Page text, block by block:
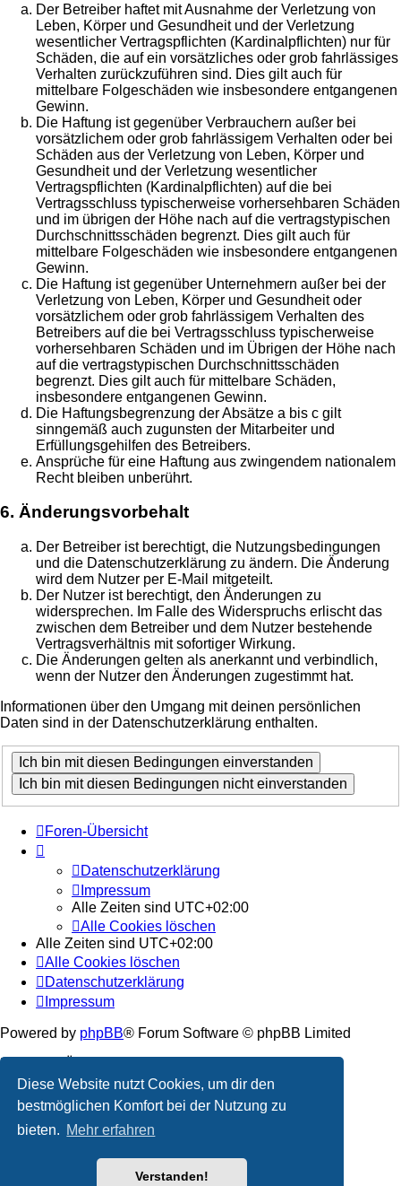
Diese Website nutzt Cookies, um dir den
bestmöglichen Komfort bei der Nutzung zu
bieten. Mehr erfahren
Verstanden!
Der Betreiber haftet mit Ausnahme der Verletzung von
Leben, Körper und Gesundheit und der Verletzung
wesentlicher Vertragspflichten (Kardinalpflichten) nur für
Schäden, die auf ein vorsätzliches oder grob fahrlässiges
Verhalten zurückzuführen sind. Dies gilt auch für
mittelbare Folgeschäden wie insbesondere entgangenen
Gewinn.
Die Haftung ist gegenüber Verbrauchern außer bei
vorsätzlichem oder grob fahrlässigem Verhalten oder bei
Schäden aus der Verletzung von Leben, Körper und
Gesundheit und der Verletzung wesentlicher
Vertragspflichten (Kardinalpflichten) auf die bei
Vertragsschluss typischerweise vorhersehbaren Schäden
und im übrigen der Höhe nach auf die vertragstypischen
Durchschnittsschäden begrenzt. Dies gilt auch für
mittelbare Folgeschäden wie insbesondere entgangenen
Gewinn.
Die Haftung ist gegenüber Unternehmern außer bei der
Verletzung von Leben, Körper und Gesundheit oder
vorsätzlichem oder grob fahrlässigem Verhalten des
Betreibers auf die bei Vertragsschluss typischerweise
vorhersehbaren Schäden und im Übrigen der Höhe nach
auf die vertragstypischen Durchschnittsschäden
begrenzt. Dies gilt auch für mittelbare Schäden,
insbesondere entgangenen Gewinn.
Die Haftungsbegrenzung der Absätze a bis c gilt
sinngemäß auch zugunsten der Mitarbeiter und
Erfüllungsgehilfen des Betreibers.
Ansprüche für eine Haftung aus zwingendem nationalem
Recht bleiben unberührt.
6. Änderungsvorbehalt
Der Betreiber ist berechtigt, die Nutzungsbedingungen
und die Datenschutzerklärung zu ändern. Die Änderung
wird dem Nutzer per E-Mail mitgeteilt.
Der Nutzer ist berechtigt, den Änderungen zu
widersprechen. Im Falle des Widerspruchs erlischt das
zwischen dem Betreiber und dem Nutzer bestehende
Vertragsverhältnis mit sofortiger Wirkung.
Die Änderungen gelten als anerkannt und verbindlich,
wenn der Nutzer den Änderungen zugestimmt hat.
Informationen über den Umgang mit deinen persönlichen
Daten sind in der Datenschutzerklärung enthalten.
Foren-Übersicht
Datenschutzerklärung
Impressum
Alle Zeiten sind UTC+02:00
Alle Cookies löschen
Alle Zeiten sind UTC+02:00
Alle Cookies löschen
Datenschutzerklärung
Impressum
Powered by phpBB® Forum Software © phpBB Limited
Deutsche Übersetzung durch
Datenschutz |Nutzungsbedingungen